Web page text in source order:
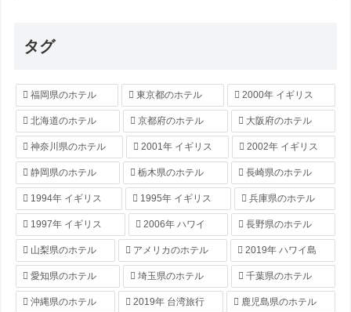
タグ
福岡県のホテル 東京都のホテル 2000年 イギリス
北海道のホテル 京都府のホテル 大阪府のホテル
神奈川県のホテル 2001年 イギリス 2002年 イギリス
静岡県のホテル 栃木県のホテル 長崎県のホテル
1994年 イギリス 1995年 イギリス 兵庫県のホテル
1997年 イギリス 2006年 ハワイ 長野県のホテル
山梨県のホテル アメリカのホテル 2019年 ハワイ島
愛知県のホテル 埼玉県のホテル 千葉県のホテル
沖縄県のホテル 2019年 台湾旅行 鹿児島県のホテル